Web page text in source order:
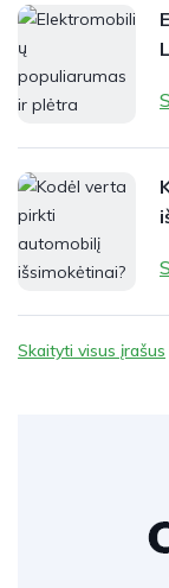
Skaityti visus įrašus